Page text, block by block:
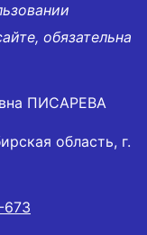
обязательна
ПИСАРЕВА
область, г.
673